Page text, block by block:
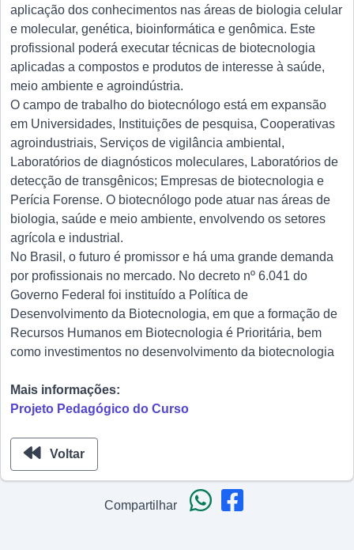
aplicação dos conhecimentos nas áreas de biologia celular
e molecular, genética, bioinformática e genômica. Este
profissional poderá executar técnicas de biotecnologia
aplicadas a compostos e produtos de interesse à saúde,
meio ambiente e agroindústria.
O campo de trabalho do biotecnólogo está em expansão
em Universidades, Instituições de pesquisa, Cooperativas
agroindustriais, Serviços de vigilância ambiental,
Laboratórios de diagnósticos moleculares, Laboratórios de
detecção de transgênicos; Empresas de biotecnologia e
Perícia Forense. O biotecnólogo pode atuar nas áreas de
biologia, saúde e meio ambiente, envolvendo os setores
agrícola e industrial.
No Brasil, o futuro é promissor e há uma grande demanda
por profissionais no mercado. No decreto nº 6.041 do
Governo Federal foi instituído a Política de
Desenvolvimento da Biotecnologia, em que a formação de
Recursos Humanos em Biotecnologia é Prioritária, bem
como investimentos no desenvolvimento da biotecnologia
Mais informações:
Projeto Pedagógico do Curso
Voltar
Compartilhar